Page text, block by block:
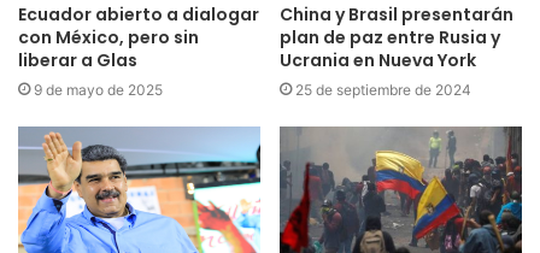
Ecuador abierto a dialogar
con México, pero sin
liberar a Glas
9 de mayo de 2025
China y Brasil presentarán
plan de paz entre Rusia y
Ucrania en Nueva York
25 de septiembre de 2024